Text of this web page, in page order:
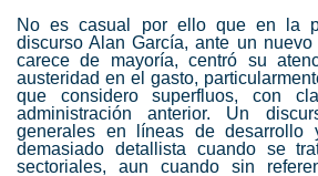
No es casual por ello que en la
discurso Alan García, ante un
carece de mayoría, centró su
austeridad en el gasto,
que considero superfluos, con
administración anterior. Un
generales en líneas de desarrollo
demasiado detallista cuando se
sectoriales, aun cuando sin